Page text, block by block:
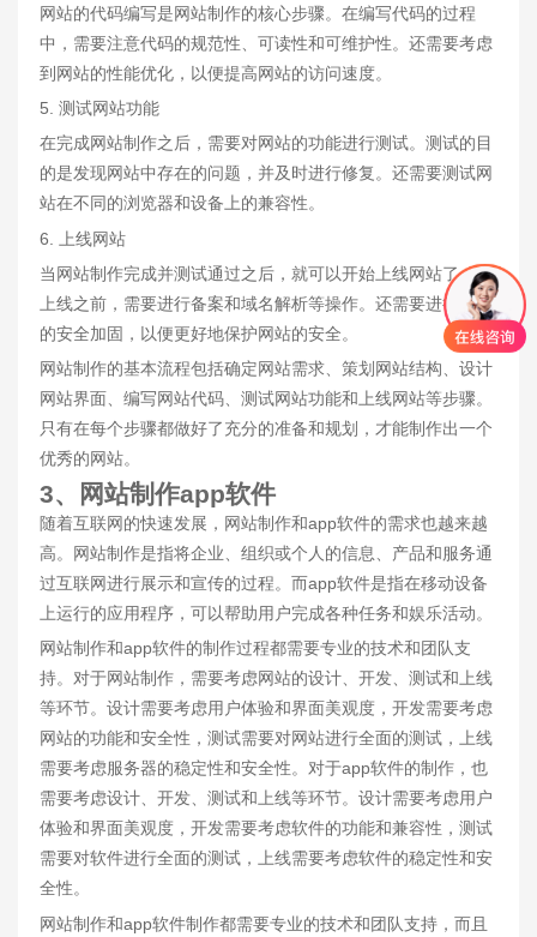
网站的代码编写是网站制作的核心步骤。在编写代码的过程
中，需要注意代码的规范性、可读性和可维护性。还需要考虑
到网站的性能优化，以便提高网站的访问速度。
5. 测试网站功能
在完成网站制作之后，需要对网站的功能进行测试。测试的目
的是发现网站中存在的问题，并及时进行修复。还需要测试网
站在不同的浏览器和设备上的兼容性。
6. 上线网站
当网站制作完成并测试通过之后，就可以开始上线网站了。在
上线之前，需要进行备案和域名解析等操作。还需要进行网站
的安全加固，以便更好地保护网站的安全。
网站制作的基本流程包括确定网站需求、策划网站结构、设计
网站界面、编写网站代码、测试网站功能和上线网站等步骤。
只有在每个步骤都做好了充分的准备和规划，才能制作出一个
优秀的网站。
3、网站制作app软件
随着互联网的快速发展，网站制作和app软件的需求也越来越
高。网站制作是指将企业、组织或个人的信息、产品和服务通
过互联网进行展示和宣传的过程。而app软件是指在移动设备
上运行的应用程序，可以帮助用户完成各种任务和娱乐活动。
网站制作和app软件的制作过程都需要专业的技术和团队支
持。对于网站制作，需要考虑网站的设计、开发、测试和上线
等环节。设计需要考虑用户体验和界面美观度，开发需要考虑
网站的功能和安全性，测试需要对网站进行全面的测试，上线
需要考虑服务器的稳定性和安全性。对于app软件的制作，也
需要考虑设计、开发、测试和上线等环节。设计需要考虑用户
体验和界面美观度，开发需要考虑软件的功能和兼容性，测试
需要对软件进行全面的测试，上线需要考虑软件的稳定性和安
全性。
网站制作和app软件制作都需要专业的技术和团队支持，而且